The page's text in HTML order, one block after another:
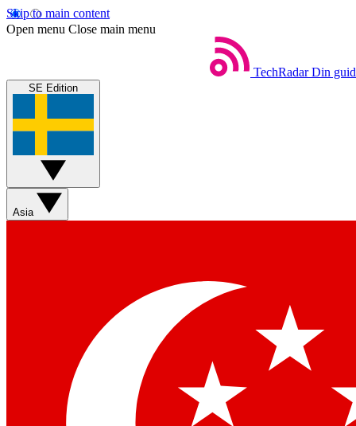
Skip to main content
Open menu Close main menu
TechRadar Din
SE Edition
Asia